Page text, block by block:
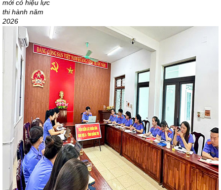
mới có hiệu lực
thi hành năm
2026